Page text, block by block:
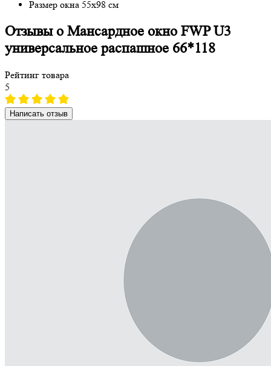
Размер окна 55x98 см
Отзывы о Мансардное окно FWP U3
универсальное распашное 66*118
Рейтинг товара
5
Написать отзыв
Я даю согласие на обработку моих персональных данных в
соответствии с Федеральным законом № 152-ФЗ. С условиями
и целями обработки ознакомлен(а):
политика конфиденциальности